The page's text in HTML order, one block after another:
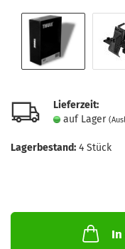
Lieferzeit:
auf Lager
Lagerbestand: 4 Stück
In